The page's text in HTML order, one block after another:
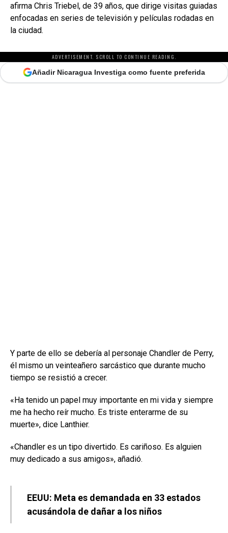
afirma Chris Triebel, de 39 años, que dirige visitas guiadas
enfocadas en series de televisión y películas rodadas en
la ciudad.
ADVERTISEMENT. SCROLL TO CONTINUE READING.
Añadir Nicaragua Investiga como fuente preferida
Y parte de ello se debería al personaje Chandler de Perry,
él mismo un veinteañero sarcástico que durante mucho
tiempo se resistió a crecer.
«Ha tenido un papel muy importante en mi vida y siempre
me ha hecho reír mucho. Es triste enterarme de su
muerte», dice Lanthier.
«Chandler es un tipo divertido. Es cariñoso. Es alguien
muy dedicado a sus amigos», añadió.
EEUU: Meta es demandada en 33 estados
acusándola de dañar a los niños